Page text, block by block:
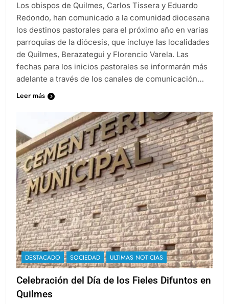
Los obispos de Quilmes, Carlos Tissera y Eduardo
Redondo, han comunicado a la comunidad diocesana
los destinos pastorales para el próximo año en varias
parroquias de la diócesis, que incluye las localidades
de Quilmes, Berazategui y Florencio Varela. Las
fechas para los inicios pastorales se informarán más
adelante a través de los canales de comunicación…
Leer más
DESTACADO SOCIEDAD ULTIMAS NOTICIAS
Celebración del Día de los Fieles Difuntos en
Quilmes